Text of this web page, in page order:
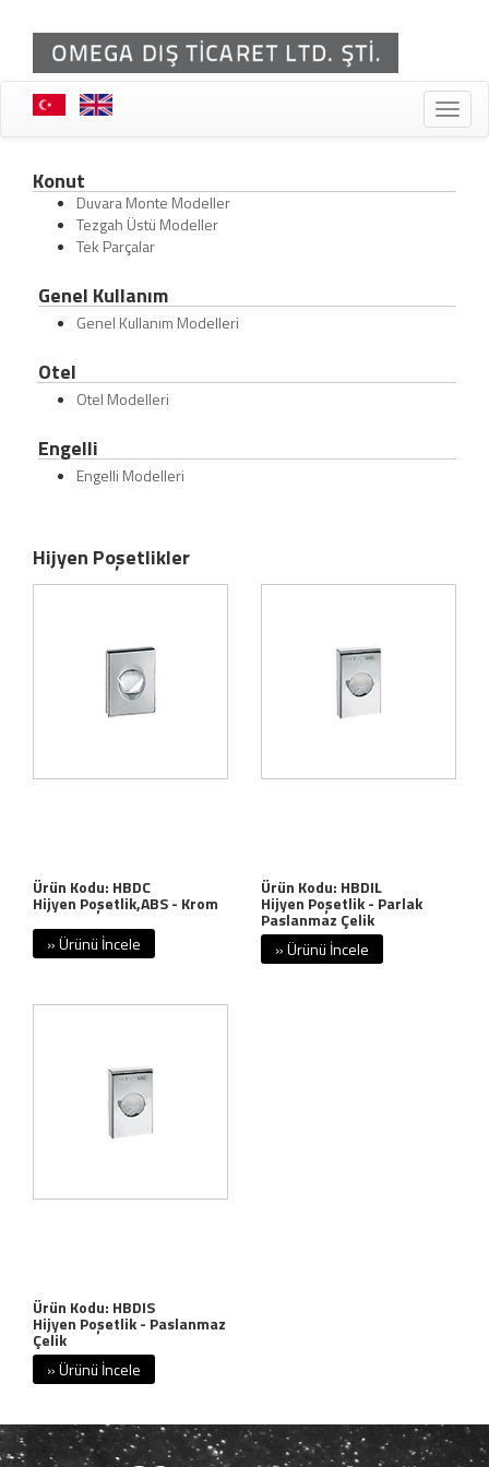
Toggle
Konut
Duvara Monte Modeller
Tezgah Üstü Modeller
Tek Parçalar
Genel Kullanım
Genel Kullanım Modelleri
Otel
Otel Modelleri
Engelli
Engelli Modelleri
Hijyen Poşetlikler
Ürün Kodu: HBDC
Hijyen Poşetlik,ABS - Krom
» Ürünü İncele
Ürün Kodu: HBDIL
Hijyen Poşetlik - Parlak
Paslanmaz Çelik
» Ürünü İncele
Ürün Kodu: HBDIS
Hijyen Poşetlik - Paslanmaz
Çelik
» Ürünü İncele